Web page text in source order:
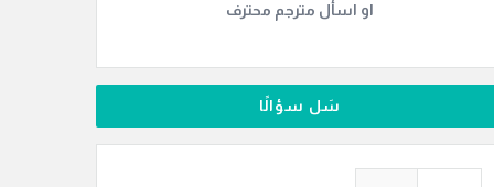
او اسأل مترجم محترف
سَل سؤالًا